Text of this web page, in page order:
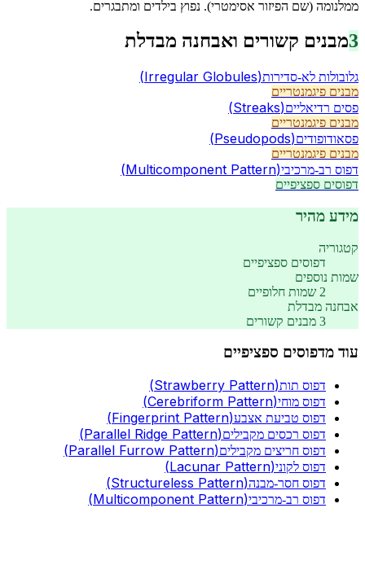
ממלנומה (שם הפיזור אסימטרי). נפוץ בילדים ומתבגרים.
3מבנים קשורים ואבחנה מבדלת
גלובולות לא-סדירות (Irregular Globules)
מבנים פיגמנטריים
פסים רדיאליים
(Streaks)
מבנים פיגמנטריים
פסאודופודים
(Pseudopods)
מבנים פיגמנטריים
דפוס רב-מרכיבי
(Multicomponent Pattern)
דפוסים ספציפיים
מידע מהיר
קטגוריה
דפוסים ספציפיים
שמות נוספים
2 שמות חלופיים
אבחנה מבדלת
3 מבנים קשורים
עוד מדפוסים ספציפיים
דפוס תות (Strawberry Pattern)
דפוס מוחי (Cerebriform Pattern)
דפוס טביעת אצבע (Fingerprint Pattern)
דפוס רכסים מקבילים (Parallel Ridge Pattern)
דפוס חריצים מקבילים (Parallel Furrow Pattern)
דפוס לקוני (Lacunar Pattern)
דפוס חסר-מבנה (Structureless Pattern)
דפוס רב-מרכיבי (Multicomponent Pattern)